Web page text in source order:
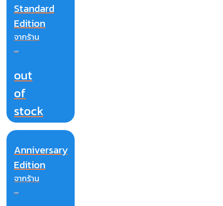
Standard
Edition
จากร้าน
...
out
of
stock
Anniversary
Edition
จากร้าน
...